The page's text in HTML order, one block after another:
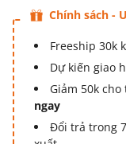
Chính sách -
Freeship 30k
Dự kiến giao
Giảm 50k
ngay
Đổi trả trong